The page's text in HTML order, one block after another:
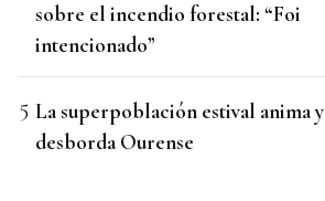
sobre el incendio forestal: “Foi
intencionado”
La superpoblación estival anima y
desborda Ourense